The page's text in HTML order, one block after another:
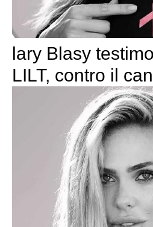
lary Blasy
LILT, contro il